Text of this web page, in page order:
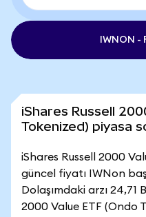
IWNON -
iShares Russell
Tokenized) piyasa
iShares Russell 2000
güncel fiyatı IWNon
Dolaşımdaki arzı 24,71
2000 Value ETF (Ondo